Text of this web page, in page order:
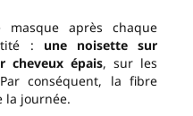
masque après chaque
: une noisette sur
cheveux épais, sur les
conséquent, la fibre
la journée.